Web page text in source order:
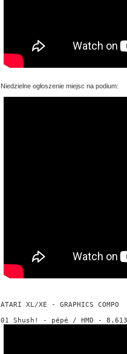
Niedzielne ogłoszenie miejsc na podium:
ATARI XL/XE - GRAPHICS COMPO
01 Shush! - pépé / HMD -